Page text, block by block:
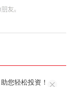
您轻松投资！